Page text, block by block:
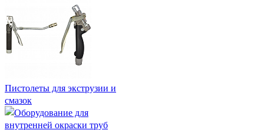
Пистолеты для экструзии и
смазок